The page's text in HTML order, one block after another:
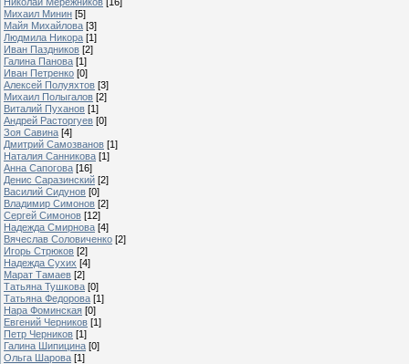
Михаил Минин [5]
Майя Михайлова [3]
Людмила Никора [1]
Иван Паздников [2]
Галина Панова [1]
Иван Петренко [0]
Алексей Полуяхтов [3]
Михаил Полыгалов [2]
Виталий Пуханов [1]
Андрей Расторгуев [0]
Зоя Савина [4]
Дмитрий Самозванов [1]
Наталия Санникова [1]
Анна Сапогова [16]
Денис Саразинский [2]
Василий Сидунов [0]
Владимир Симонов [2]
Сергей Симонов [12]
Надежда Смирнова [4]
Вячеслав Соловиченко [2]
Игорь Стрюков [2]
Надежда Сухих [4]
Марат Тамаев [2]
Татьяна Тушкова [0]
Татьяна Федорова [1]
Нара Фоминская [0]
Евгений Черников [1]
Петр Черников [1]
Галина Шипицина [0]
Ольга Шарова [1]